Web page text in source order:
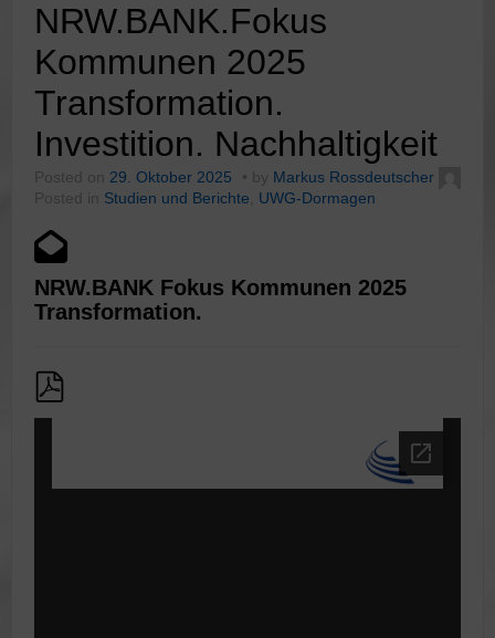
NRW.BANK.Fokus
Kommunen 2025
Transformation.
Investition. Nachhaltigkeit
Posted on 29. Oktober 2025 by Markus Rossdeutscher
Posted in Studien und Berichte UWG-Dormagen
NRW.BANK Fokus Kommunen 2025
Transformation.